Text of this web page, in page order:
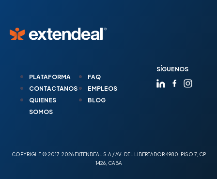
PLATAFORMA
CONTACTANOS
QUIENES
SOMOS
FAQ
EMPLEOS
BLOG
SÍGUENOS
COPYRIGHT © 2017-2026 EXTENDEAL S.A / AV. DEL LIBERTADOR 4980, PISO 7, CP
1426, CABA